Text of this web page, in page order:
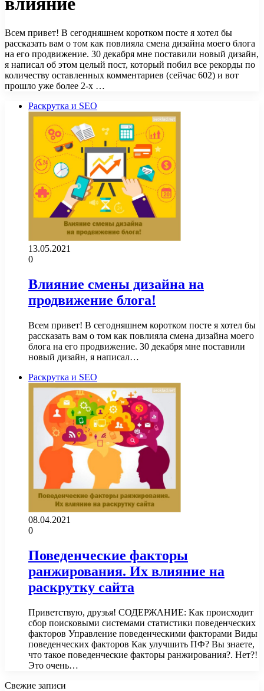
Всем привет! В сегодняшнем коротком посте я хотел бы
рассказать вам о том как повлияла смена дизайна моего блога
на его продвижение. 30 декабря мне поставили новый дизайн,
я написал об этом целый пост, который побил все рекорды по
количеству оставленных комментариев (сейчас 602) и вот
прошло уже более 2-х …
Раскрутка и SEO
13.05.2021
0
Влияние смены дизайна на
продвижение блога!
Всем привет! В сегодняшнем коротком посте я хотел бы
рассказать вам о том как повлияла смена дизайна моего
блога на его продвижение. 30 декабря мне поставили
новый дизайн, я написал…
Раскрутка и SEO
08.04.2021
0
Поведенческие факторы
ранжирования. Их влияние на
раскрутку сайта
Приветствую, друзья! СОДЕРЖАНИЕ: Как происходит
сбор поисковыми системами статистики поведенческих
факторов Управление поведенческими факторами Виды
поведенческих факторов Как улучшить ПФ? Вы знаете,
что такое поведенческие факторы ранжирования?. Нет?!
Это очень…
Свежие записи